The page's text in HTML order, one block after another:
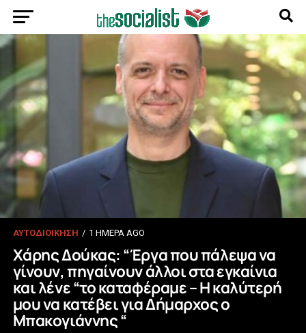
ΑΥΤΟΔΙΟΙΚΗΣΗ 1 ΗΜΈΡΑ AGO
Χάρης Δούκας: “Έργα που πάλεψα να
γίνουν, πηγαίνουν άλλοι στα εγκαίνια
και λένε “το καταφέραμε – Η καλύτερή
μου να κατέβει για Δήμαρχος ο
Μπακογιάννης “